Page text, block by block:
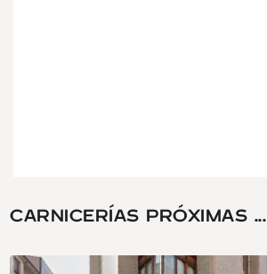
CARNICERÍAS PRÓXIMAS ...